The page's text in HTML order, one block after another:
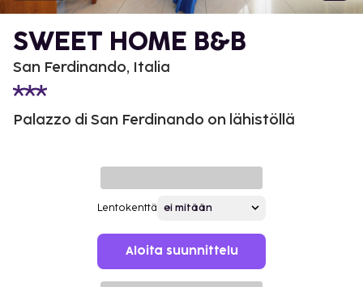
SWEET HOME B&B
San Ferdinando, Italia
Palazzo di San Ferdinando on lähistöllä
Lentokenttä
Aloita suunnittelu